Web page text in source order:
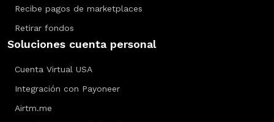
Recibe pagos de marketplaces
Retirar fondos
Soluciones cuenta personal
Cuenta Virtual USA
Integración con Payoneer
Airtm.me